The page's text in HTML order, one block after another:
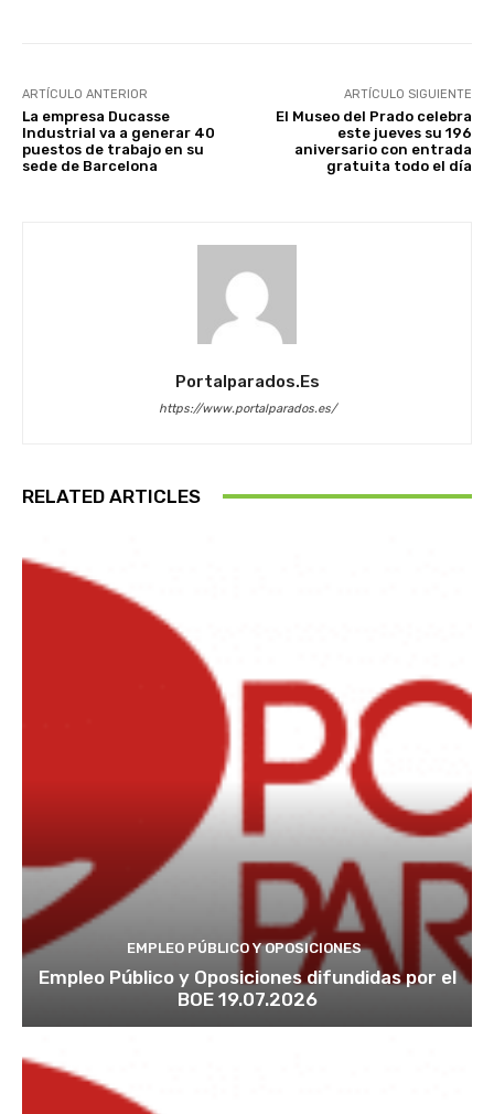
ARTÍCULO ANTERIOR
La empresa Ducasse
Industrial va a generar 40
puestos de trabajo en su
sede de Barcelona
ARTÍCULO SIGUIENTE
El Museo del Prado celebra
este jueves su 196
aniversario con entrada
gratuita todo el día
Portalparados.es
https://www.portalparados.es/
RELATED ARTICLES
EMPLEO PÚBLICO Y OPOSICIONES
Empleo Público y Oposiciones difundidas por el
BOE 19.07.2026